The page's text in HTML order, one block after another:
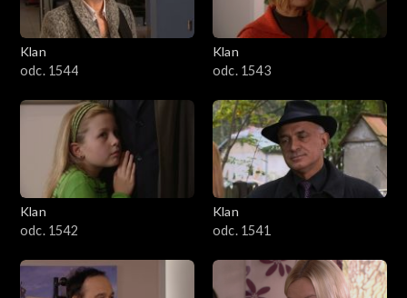
Klan
odc. 1544
Klan
odc. 1543
Klan
odc. 1542
Klan
odc. 1541